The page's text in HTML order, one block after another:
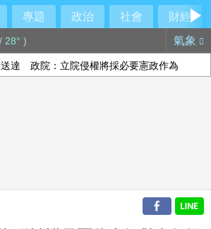
專題 政治 社會
財經
/ 28° ) 氣象
達 政院：立院侵權將採必要憲政作為